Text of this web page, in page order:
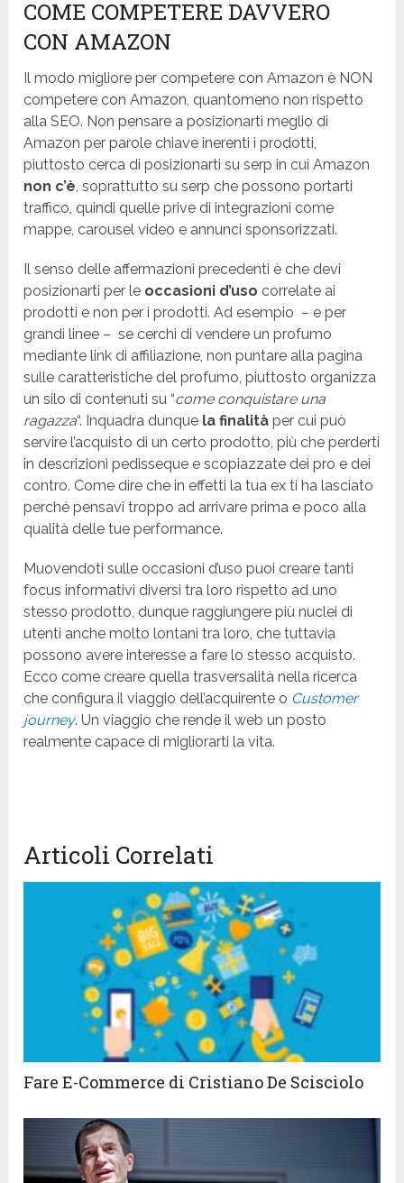
COME COMPETERE DAVVERO
CON AMAZON
Il modo migliore per competere con Amazon è NON
competere con Amazon, quantomeno non rispetto
alla SEO. Non pensare a posizionarti meglio di
Amazon per parole chiave inerenti i prodotti,
piuttosto cerca di posizionarti su serp in cui Amazon
non c’è, soprattutto su serp che possono portarti
traffico, quindi quelle prive di integrazioni come
mappe, carousel video e annunci sponsorizzati.
Il senso delle affermazioni precedenti è che devi
posizionarti per le occasioni d’uso correlate ai
prodotti e non per i prodotti. Ad esempio – e per
grandi linee – se cerchi di vendere un profumo
mediante link di affiliazione, non puntare alla pagina
sulle caratteristiche del profumo, piuttosto organizza
un silo di contenuti su “come conquistare una
ragazza“. Inquadra dunque la finalità per cui può
servire l’acquisto di un certo prodotto, più che perderti
in descrizioni pedisseque e scopiazzate dei pro e dei
contro. Come dire che in effetti la tua ex ti ha lasciato
perché pensavi troppo ad arrivare prima e poco alla
qualità delle tue performance.
Muovendoti sulle occasioni d’uso puoi creare tanti
focus informativi diversi tra loro rispetto ad uno
stesso prodotto, dunque raggiungere più nuclei di
utenti anche molto lontani tra loro, che tuttavia
possono avere interesse a fare lo stesso acquisto.
Ecco come creare quella trasversalità nella ricerca
che configura il viaggio dell’acquirente o Customer
journey. Un viaggio che rende il web un posto
realmente capace di migliorarti la vita.
Articoli Correlati
Fare E-Commerce di Cristiano De Scisciolo